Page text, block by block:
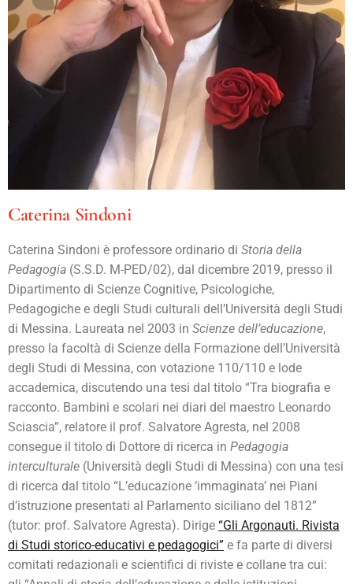
Caterina Sindoni
Caterina Sindoni è professore ordinario di Storia della
Pedagogia (S.S.D. M-PED/02), dal dicembre 2019, presso il
Dipartimento di Scienze Cognitive, Psicologiche,
Pedagogiche e degli Studi culturali dell’Università degli Studi
di Messina. Laureata nel 2003 in Scienze dell’educazione,
presso la facoltà di Scienze della Formazione dell’Università
degli Studi di Messina, con votazione 110/110 e lode
accademica, discutendo una tesi dal titolo “Tra biografia e
racconto. Bambini e scolari nei diari del maestro Leonardo
Sciascia”, relatore il prof. Salvatore Agresta, nel 2008
consegue il titolo di Dottore di ricerca in Pedagogia
interculturale (Università degli Studi di Messina) con una tesi
di ricerca dal titolo “L’educazione ‘immaginata’ nei Piani
d’istruzione presentati al Parlamento siciliano del 1812”
(tutor: prof. Salvatore Agresta). Dirige “Gli Argonauti. Rivista
di Studi storico-educativi e pedagogici” e fa parte di diversi
comitati redazionali e scientifici di riviste e collane tra cui: